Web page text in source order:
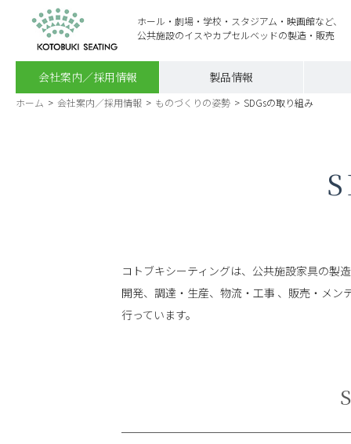
ホール・劇場・学校・スタジアム・映画館など、
公共施設のイスやカプセルベッドの製造・販売
会社案内／採用情報 製品情報
ホーム > 会社案内／採用情報 > ものづくりの姿勢 > SDGsの取り組み
コトブキシーティングは、公共施設家具の製
開発、調達・生産、物流・工事 、販売・メ
行っています。